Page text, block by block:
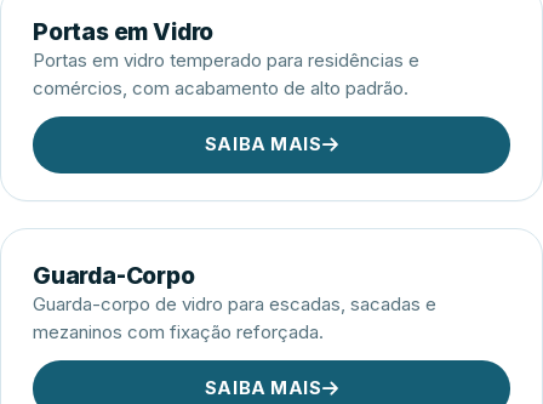
Portas em Vidro
Portas em vidro temperado para residências e
comércios, com acabamento de alto padrão.
SAIBA MAIS
Guarda-Corpo
Guarda-corpo de vidro para escadas, sacadas e
mezaninos com fixação reforçada.
SAIBA MAIS